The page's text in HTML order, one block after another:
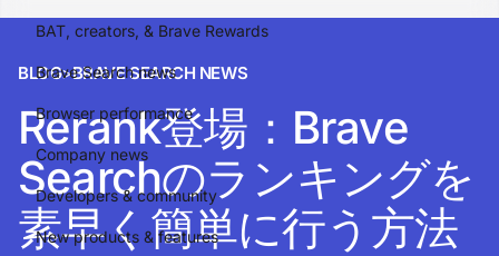
BAT, creators, & Brave Rewards
Brave Search news
Browser performance
Company news
Developers & community
New products & features
BLOG>BRAVE SEARCH NEWS
Rerank登場：Brave
Searchのランキングを
素早く簡単に行う方法